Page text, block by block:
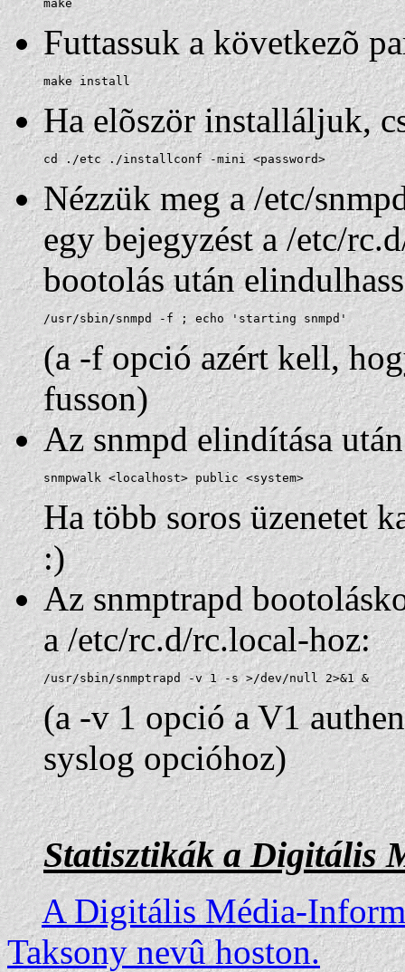
make
Futtassuk a következõ
make install
Ha elõször installáljuk,
cd ./etc ./installconf -mini <password>
Nézzük meg a /etc/
egy bejegyzést a /etc/
bootolás után
/usr/sbin/snmpd -f ; echo 'starting snmpd'
(a -f opció azért kell,
fusson)
Az snmpd elindítása
snmpwalk <localhost> public <system>
Ha több soros üzenetet
:)
Az snmptrapd
a /etc/rc.d/rc.local-hoz:
/usr/sbin/snmptrapd -v 1 -s >/dev/null 2>&1 &
(a -v 1 opció a V1
syslog opcióhoz)
Statisztikák a Digitális
A Digitális Média-
Taksony nevû hoston.